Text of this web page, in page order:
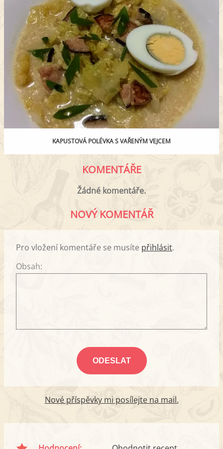
KAPUSTOVÁ POLÉVKA S VAŘENÝM VEJCEM
KOMENTÁŘE
Žádné komentáře.
NOVÝ KOMENTÁŘ
Pro vložení komentáře se musíte přihlásit.
Obsah:
Nové příspěvky mi posílejte na mail.